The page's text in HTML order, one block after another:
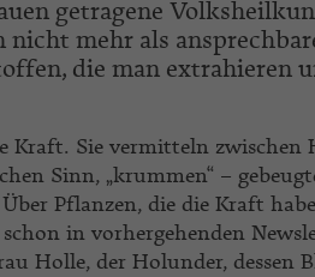
getragene
nicht mehr als
die man extrahieren
Kraft. Sie vermitteln zwischen
Sinn, „krummen“ –
Über Pflanzen, die die Kraft
in vorhergehenden
Holle, der Holunder, dessen